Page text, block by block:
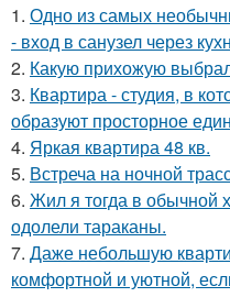
1. Одно из самых
- вход в санузел через
2. Какую прихожую
3. Квартира - студия, в
образуют просторное
4. Яркая квартира 48 кв.
5. Встреча на ночной
6. Жил я тогда в обычной
одолели тараканы.
7. Даже небольшую
комфортной и уютной,